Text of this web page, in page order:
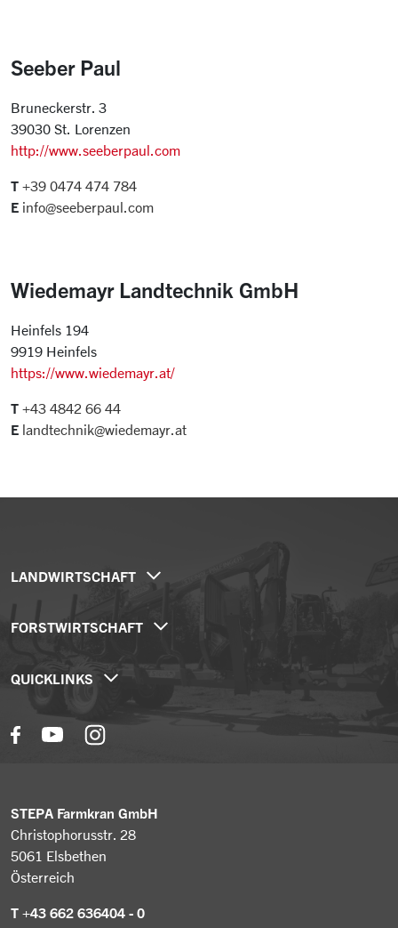
Seeber Paul
Bruneckerstr. 3
39030 St. Lorenzen
http://www.seeberpaul.com
T +39 0474 474 784
E info@seeberpaul.com
Wiedemayr Landtechnik GmbH
Heinfels 194
9919 Heinfels
https://www.wiedemayr.at/
T +43 4842 66 44
E landtechnik@wiedemayr.at
LANDWIRTSCHAFT
Teleknickarmkrane
Sonderlösungen
FORSTWIRTSCHAFT
Forstkrane
Forstkran mit Winde
QUICKLINKS
Aktuelles
Karriere
STEPA Farmkran GmbH
Christophorusstr. 28
5061 Elsbethen
Österreich
T +43 662 636404 - 0